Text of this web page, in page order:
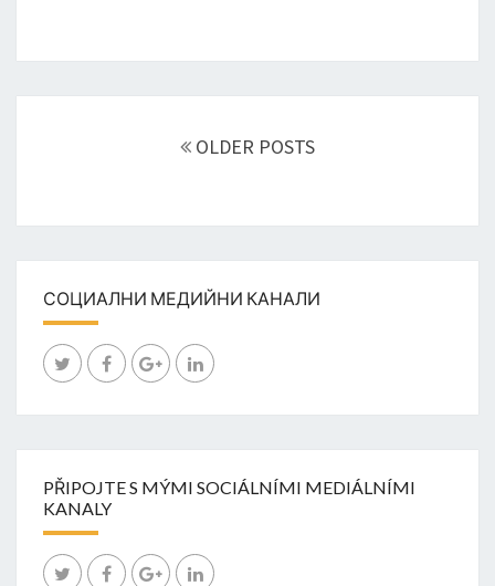
OLDER POSTS
СОЦИАЛНИ МЕДИЙНИ КАНАЛИ
PŘIPOJTE S MÝMI SOCIÁLNÍMI MEDIÁLNÍMI
KANALY